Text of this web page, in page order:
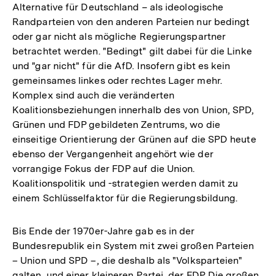
Alternative für Deutschland – als ideologische
Randparteien von den anderen Parteien nur bedingt
oder gar nicht als mögliche Regierungspartner
betrachtet werden. "Bedingt" gilt dabei für die Linke
und "gar nicht" für die AfD. Insofern gibt es kein
gemeinsames linkes oder rechtes Lager mehr.
Komplex sind auch die veränderten
Koalitionsbeziehungen innerhalb des von Union, SPD,
Grünen und FDP gebildeten Zentrums, wo die
einseitige Orientierung der Grünen auf die SPD heute
ebenso der Vergangenheit angehört wie der
vorrangige Fokus der FDP auf die Union.
Koalitionspolitik und -strategien werden damit zu
einem Schlüsselfaktor für die Regierungsbildung.
Bis Ende der 1970er-Jahre gab es in der
Bundesrepublik ein System mit zwei großen Parteien
– Union und SPD –, die deshalb als "Volksparteien"